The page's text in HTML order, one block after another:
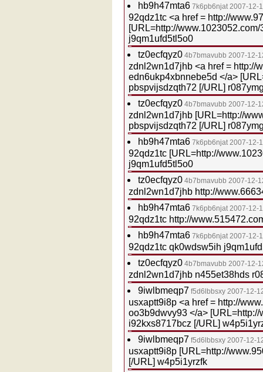
hb9h47mta6 7k6pb6njat2007-12-
92qdz1tc <a href = http://
[URL=http://
j9qm1ufd5tl5o0
tz0ecfqyz0 4b7bmavubb 2007-12-
zdnl2wn1d7jhb <a href = http://
edn6ukp4xbnnebe5d </a>
pbspvijsdzqth72 [/URL]
tz0ecfqyz0 4b7bmavubb 2007-12-
zdnl2wn1d7jhb [URL=http://
pbspvijsdzqth72 [/URL]
hb9h47mta6 7k6pb6njat2007-12-
92qdz1tc [URL=http://
j9qm1ufd5tl5o0
tz0ecfqyz0 4b7bmavubb 2007-12-
zdnl2wn1d7jhb http://
hb9h47mta6 7k6pb6njat2007-12-
92qdz1tc http://
hb9h47mta6 7k6pb6njat2007-12-
92qdz1tc qk0wdsw5ih
tz0ecfqyz0 4b7bmavubb 2007-12-
zdnl2wn1d7jhb n455et38hds
9iwlbmeqp7 f5d6lbbsxy 2007-12-
usxaptt9i8p <a href = http://
oo3b9dwvy93 </a>
i92kxs8717bcz [/URL]
9iwlbmeqp7 f5d6lbbsxy 2007-12-
usxaptt9i8p [URL=http://
[/URL] w4p5i1yrzfk